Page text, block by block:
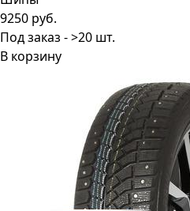
9250 руб.
Под заказ - >20 шт.
В корзину